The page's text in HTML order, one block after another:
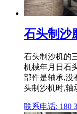
石头制沙
石头制沙机的
机械年月日石
部件是轴承,没
头制沙机时,轴
联系电话: 180